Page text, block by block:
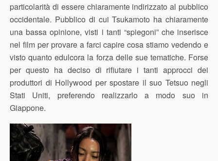
particolarità di essere chiaramente indirizzato al pubblico
occidentale. Pubblico di cui Tsukamoto ha chiaramente
una bassa opinione, visti i tanti “spiegoni” che inserisce
nel film per provare a farci capire cosa stiamo vedendo e
visto quanto edulcora la forza delle sue tematiche. Forse
per questo ha deciso di rifiutare i tanti approcci dei
produttori di Hollywood per spostare il suo Tetsuo negli
Stati Uniti, preferendo realizzarlo a modo suo in
Giappone.